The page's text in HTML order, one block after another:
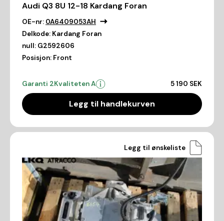
Audi Q3 8U 12-18 Kardang Foran
OE-nr: 0A6409053AH
Delkode: Kardang Foran
null: G2592606
Posisjon: Front
Garanti 2Kvaliteten A 5 190 SEK
Legg til handlekurven
Legg til ønskeliste